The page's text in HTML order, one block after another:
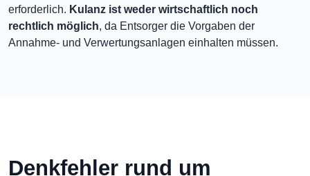
erforderlich. Kulanz ist weder wirtschaftlich noch
rechtlich möglich, da Entsorger die Vorgaben der
Annahme- und Verwertungsanlagen einhalten müssen.
Denkfehler rund um